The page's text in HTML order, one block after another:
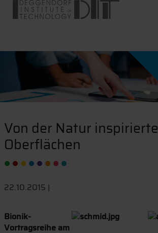
Von der Natur inspirierte
Oberflächen
22.10.2015 |
Bionik-
Vortragsreihe am